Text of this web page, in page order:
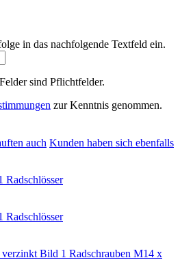
in das nachfolgende Textfeld ein.
sind Pflichtfelder.
zur Kenntnis genommen.
auch Kunden haben sich ebenfalls
Radschlösser
Radschlösser
Radschrauben M14 x